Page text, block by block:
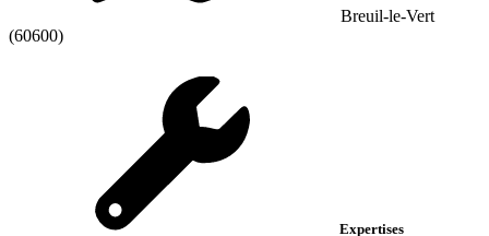
Breuil-le-Vert
(60600)
Expertises